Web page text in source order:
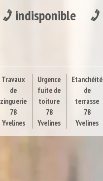
indisponible
Travaux
de
zinguerie
78
Yvelines
Urgence
fuite de
toiture
78
Yvelines
Etanchéité
de
terrasse
78
Yvelines